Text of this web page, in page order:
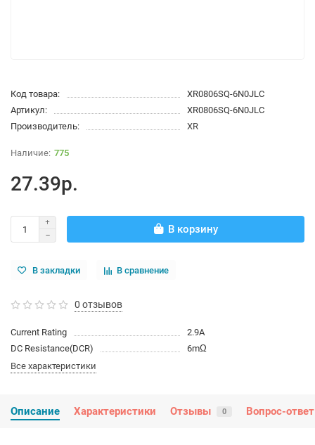
Код товара:
XR0806SQ-6N0JLC
Артикул:
XR0806SQ-6N0JLC
Производитель:
XR
775
27.39р.
В корзину
В закладки В сравнение
0 отзывов
Current Rating
2.9A
DC Resistance(DCR)
6mΩ
Все характеристики
Описание Характеристики Отзывы 0 Вопрос-ответ